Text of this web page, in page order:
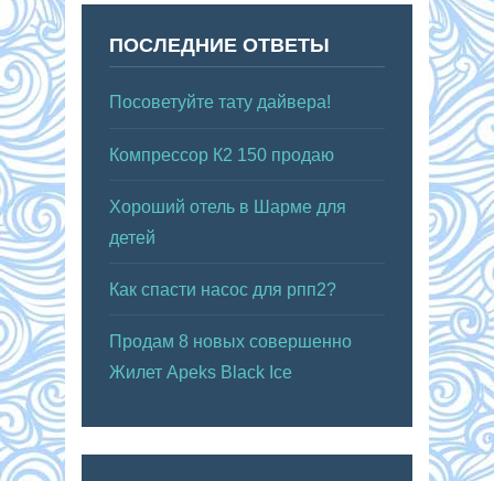
ПОСЛЕДНИЕ ОТВЕТЫ
Посоветуйте тату дайвера!
Компрессор К2 150 продаю
Хороший отель в Шарме для
детей
Как спасти насос для рпп2?
Продам 8 новых совершенно
Жилет Apeks Black Ice